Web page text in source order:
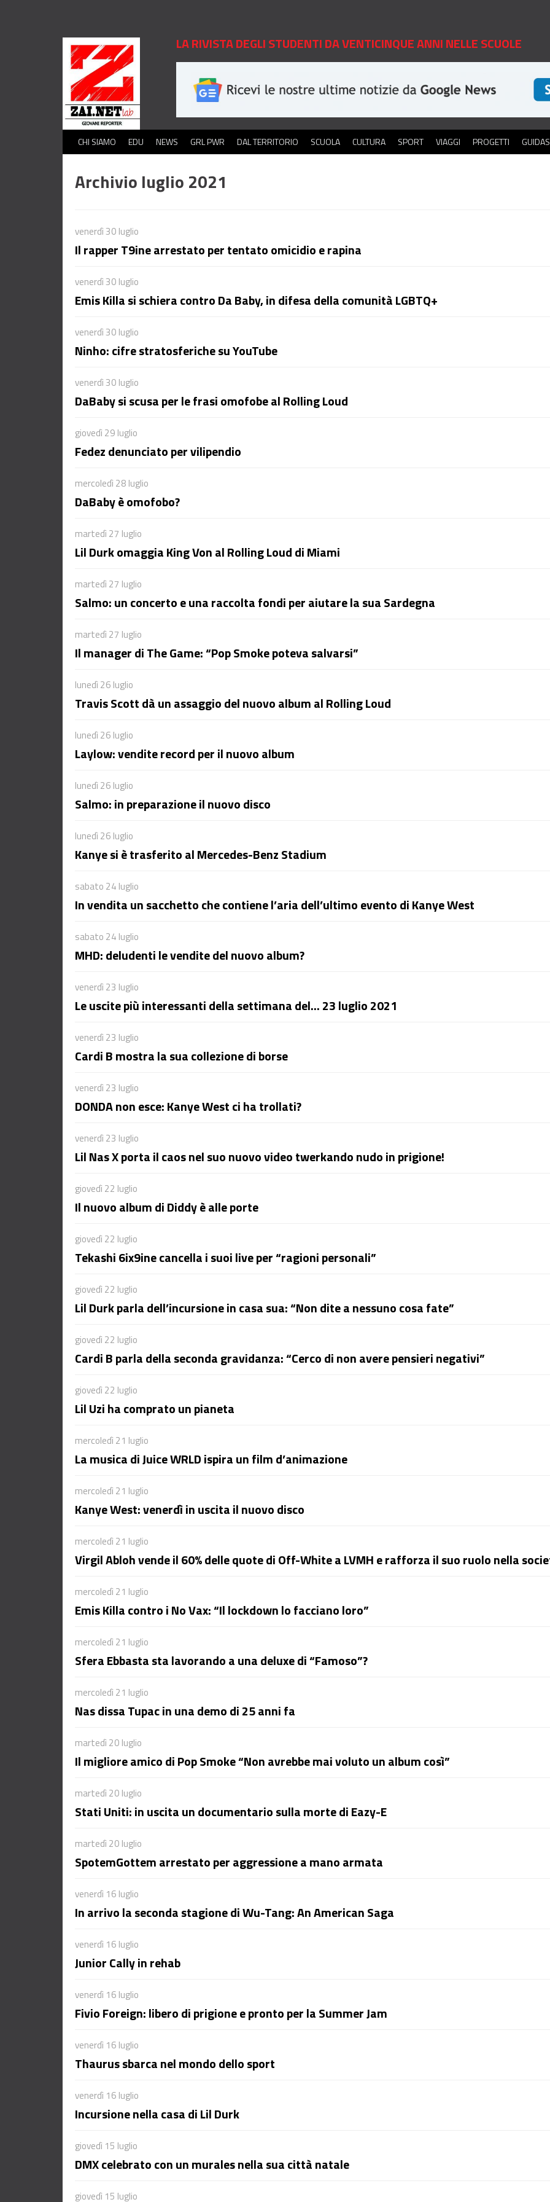
LA RIVISTA DEGLI STUDENTI DA VENTICINQUE ANNI NELLE SCUOLE
CHI SIAMO EDU NEWS GRL PWR DAL TERRITORIO SCUOLA CULTURA SPORT VIAGGI PROGETTI
Archivio luglio 2021
venerdì 30 luglio
Il rapper T9ine arrestato per tentato omicidio e rapina
venerdì 30 luglio
Emis Killa si schiera contro Da Baby, in difesa della comunità LGBTQ+
venerdì 30 luglio
Ninho: cifre stratosferiche su YouTube
venerdì 30 luglio
DaBaby si scusa per le frasi omofobe al Rolling Loud
giovedì 29 luglio
Fedez denunciato per vilipendio
mercoledì 28 luglio
DaBaby è omofobo?
martedì 27 luglio
Lil Durk omaggia King Von al Rolling Loud di Miami
martedì 27 luglio
Salmo: un concerto e una raccolta fondi per aiutare la sua Sardegna
martedì 27 luglio
Il manager di The Game: “Pop Smoke poteva salvarsi”
lunedì 26 luglio
Travis Scott dà un assaggio del nuovo album al Rolling Loud
lunedì 26 luglio
Laylow: vendite record per il nuovo album
lunedì 26 luglio
Salmo: in preparazione il nuovo disco
lunedì 26 luglio
Kanye si è trasferito al Mercedes-Benz Stadium
sabato 24 luglio
In vendita un sacchetto che contiene l’aria dell’ultimo evento di Kanye West
sabato 24 luglio
MHD: deludenti le vendite del nuovo album?
venerdì 23 luglio
Le uscite più interessanti della settimana del… 23 luglio 2021
venerdì 23 luglio
Cardi B mostra la sua collezione di borse
venerdì 23 luglio
DONDA non esce: Kanye West ci ha trollati?
venerdì 23 luglio
Lil Nas X porta il caos nel suo nuovo video twerkando nudo in prigione!
giovedì 22 luglio
Il nuovo album di Diddy è alle porte
giovedì 22 luglio
Tekashi 6ix9ine cancella i suoi live per “ragioni personali”
giovedì 22 luglio
Lil Durk parla dell’incursione in casa sua: “Non dite a nessuno cosa fate”
giovedì 22 luglio
Cardi B parla della seconda gravidanza: “Cerco di non avere pensieri negativi”
giovedì 22 luglio
Lil Uzi ha comprato un pianeta
mercoledì 21 luglio
La musica di Juice WRLD ispira un film d’animazione
mercoledì 21 luglio
Kanye West: venerdì in uscita il nuovo disco
mercoledì 21 luglio
Virgil Abloh vende il 60% delle quote di Off-White a LVMH e rafforza il suo ruolo nella
mercoledì 21 luglio
Emis Killa contro i No Vax: “Il lockdown lo facciano loro”
mercoledì 21 luglio
Sfera Ebbasta sta lavorando a una deluxe di “Famoso”?
mercoledì 21 luglio
Nas dissa Tupac in una demo di 25 anni fa
martedì 20 luglio
Il migliore amico di Pop Smoke “Non avrebbe mai voluto un album così”
martedì 20 luglio
Stati Uniti: in uscita un documentario sulla morte di Eazy-E
martedì 20 luglio
SpotemGottem arrestato per aggressione a mano armata
venerdì 16 luglio
In arrivo la seconda stagione di Wu-Tang: An American Saga
venerdì 16 luglio
Junior Cally in rehab
venerdì 16 luglio
Fivio Foreign: libero di prigione e pronto per la Summer Jam
venerdì 16 luglio
Thaurus sbarca nel mondo dello sport
venerdì 16 luglio
Incursione nella casa di Lil Durk
giovedì 15 luglio
DMX celebrato con un murales nella sua città natale
giovedì 15 luglio